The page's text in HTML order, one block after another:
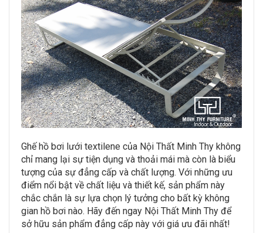
Ghế hồ bơi lưới textilene của Nội Thất Minh Thy không
chỉ mang lại sự tiện dụng và thoải mái mà còn là biểu
tượng của sự đẳng cấp và chất lượng. Với những ưu
điểm nổi bật về chất liệu và thiết kế, sản phẩm này
chắc chắn là sự lựa chọn lý tưởng cho bất kỳ không
gian hồ bơi nào. Hãy đến ngay Nội Thất Minh Thy để
sở hữu sản phẩm đẳng cấp này với giá ưu đãi nhất!